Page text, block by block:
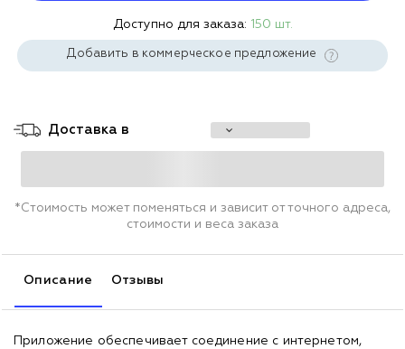
Доступно для заказа: 150 шт.
Добавить в коммерческое предложение
Доставка в
*Стоимость может поменяться и зависит от точного адреса,
стоимости и веса заказа
Описание Отзывы
Приложение обеспечивает соединение с интернетом,